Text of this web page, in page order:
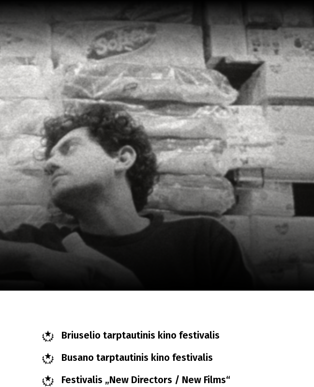
Briuselio tarptautinis kino festivalis
Busano tarptautinis kino festivalis
Festivalis „New Directors / New Films“